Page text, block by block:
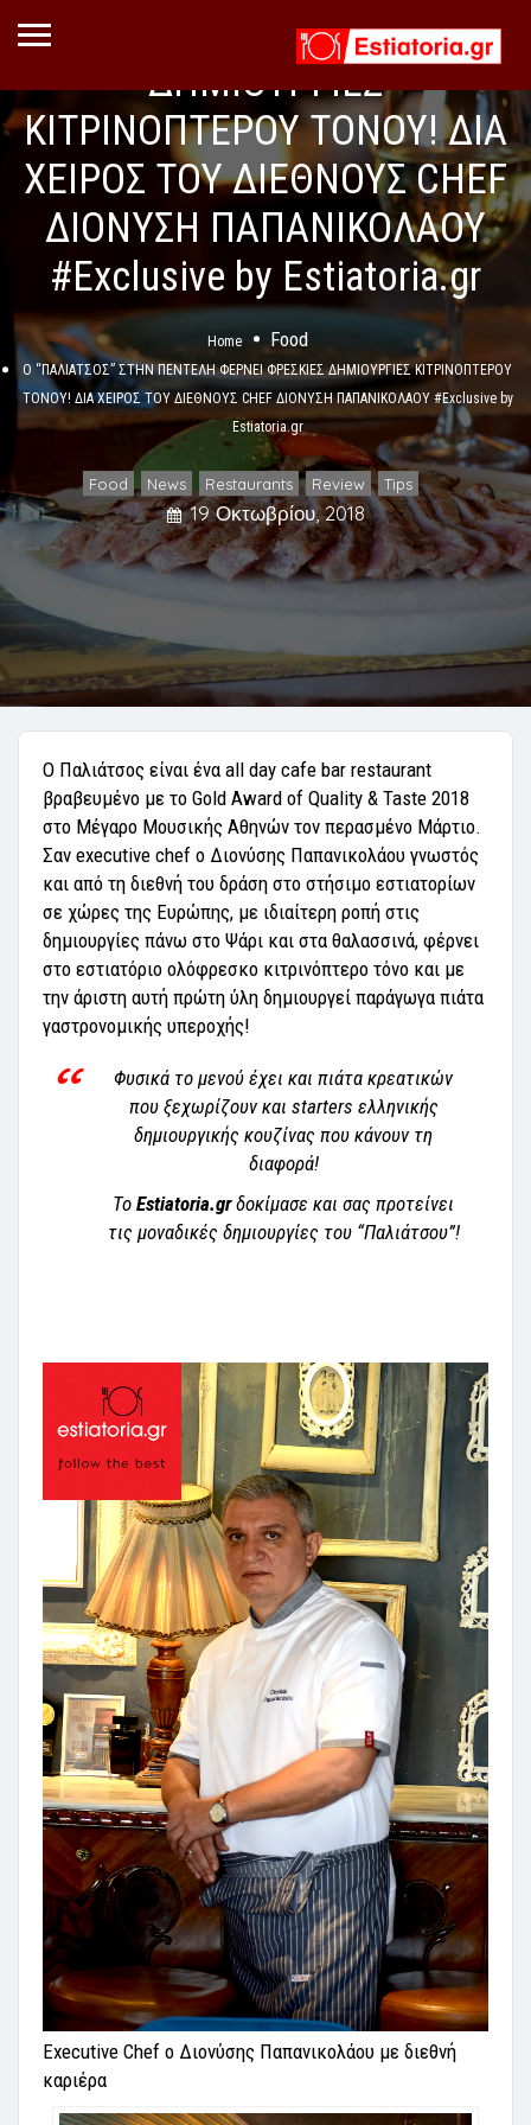
ΠΕΝΤΕΛΗ ΦΕΡΝΕΙ ΦΡΕΣΚΙΕΣ
ΔΗΜΙΟΥΡΓΙΕΣ
ΚΙΤΡΙΝΟΠΤΕΡΟΥ ΤΟΝΟΥ! ΔΙΑ
ΧΕΙΡΟΣ ΤΟΥ ΔΙΕΘΝΟΥΣ CHEF
ΔΙΟΝΥΣΗ ΠΑΠΑΝΙΚΟΛΑΟΥ
#Exclusive by Estiatoria.gr
Home Food
Ο “ΠΑΛΙΑΤΣΟΣ” ΣΤΗΝ ΠΕΝΤΕΛΗ ΦΕΡΝΕΙ ΦΡΕΣΚΙΕΣ ΔΗΜΙΟΥΡΓΙΕΣ ΚΙΤΡΙΝΟΠΤΕΡΟΥ
ΤΟΝΟΥ! ΔΙΑ ΧΕΙΡΟΣ ΤΟΥ ΔΙΕΘΝΟΥΣ CHEF ΔΙΟΝΥΣΗ ΠΑΠΑΝΙΚΟΛΑΟΥ #Exclusive by
Estiatoria.gr
Food , News , Restaurants , Review , Tips
19 Οκτωβρίου, 2018
Ο Παλιάτσος είναι ένα all day cafe bar restaurant
βραβευμένο με το Gold Award of Quality & Taste 2018
στο Μέγαρο Μουσικής Αθηνών τον περασμένο Μάρτιο.
Σαν executive chef ο Διονύσης Παπανικολάου γνωστός
και από τη διεθνή του δράση στο στήσιμο εστιατορίων
σε χώρες της Ευρώπης, με ιδιαίτερη ροπή στις
δημιουργίες πάνω στο Ψάρι και στα θαλασσινά, φέρνει
στο εστιατόριο ολόφρεσκο κιτρινόπτερο τόνο και με
την άριστη αυτή πρώτη ύλη δημιουργεί παράγωγα πιάτα
γαστρονομικής υπεροχής!
Φυσικά το μενού έχει και πιάτα κρεατικών
που ξεχωρίζουν και starters ελληνικής
δημιουργικής κουζίνας που κάνουν τη
διαφορά!
Το Estiatoria.grδοκίμασε και σας προτείνει
τις μοναδικές δημιουργίες του “Παλιάτσου”!
Executive Chef ο Διονύσης Παπανικολάου με διεθνή
καριέρα